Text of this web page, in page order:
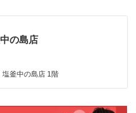
の島店
釜中の島店 1階